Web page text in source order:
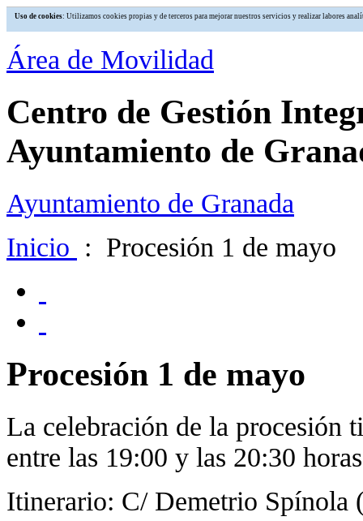
Uso de cookies: Utilizamos cookies propias y de terceros para mejorar nuestros servicios y realizar labores
Área de Movilidad
Centro de Gestión
Ayuntamiento de
Ayuntamiento de Granada
Inicio : Procesión 1 de mayo
Procesión 1 de mayo
La celebración de la procesión
entre las 19:00 y las 20:30
Itinerario: C/ Demetrio Spínola